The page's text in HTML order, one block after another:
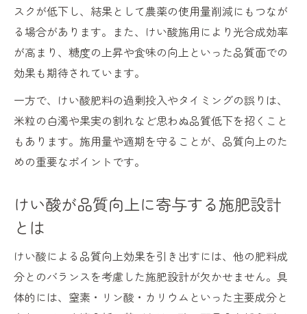
スクが低下し、結果として農薬の使用量削減にもつなが
る場合があります。また、けい酸施用により光合成効率
が高まり、糖度の上昇や食味の向上といった品質面での
効果も期待されています。
一方で、けい酸肥料の過剰投入やタイミングの誤りは、
米粒の白濁や果実の割れなど思わぬ品質低下を招くこと
もあります。施用量や適期を守ることが、品質向上のた
めの重要なポイントです。
けい酸が品質向上に寄与する施肥設計
とは
けい酸による品質向上効果を引き出すには、他の肥料成
分とのバランスを考慮した施肥設計が欠かせません。具
体的には、窒素・リン酸・カリウムといった主要成分と